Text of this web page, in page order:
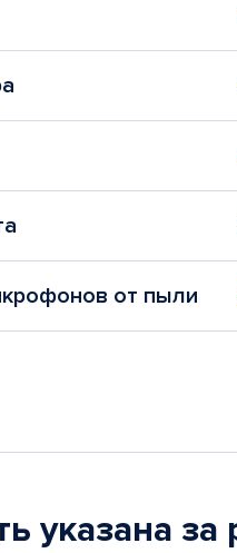
от пыли
указана за